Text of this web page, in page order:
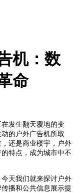
机：数
命
发生翻天覆地的变
的户外广告机所取
还是商业楼宇，户外
特点，成为城市中不
天我们就来探讨户外
播和公共信息展示提